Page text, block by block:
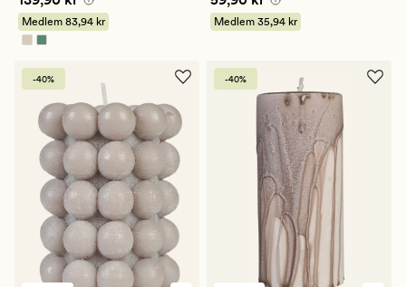
på
5
Medlem 83,94 kr Medlem 35,94 kr
-40% -40%